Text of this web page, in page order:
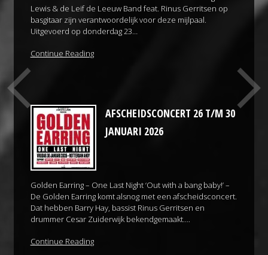
Lewis & de Leif de Leeuw Band feat. Rinus Gerritsen op
basgitaar zijn verantwoordelijk voor deze mijlpaal.
Uitgevoerd op donderdag 23…
Continue Reading
AFSCHEIDSCONCERT 26 T/M 30
JANUARI 2026
Golden Earring – One Last Night ‘Out with a bang baby!’ –
De Golden Earring komt alsnog met een afscheidsconcert.
Dat hebben Barry Hay, bassist Rinus Gerritsen en
drummer Cesar Zuiderwijk bekendgemaakt….
Continue Reading